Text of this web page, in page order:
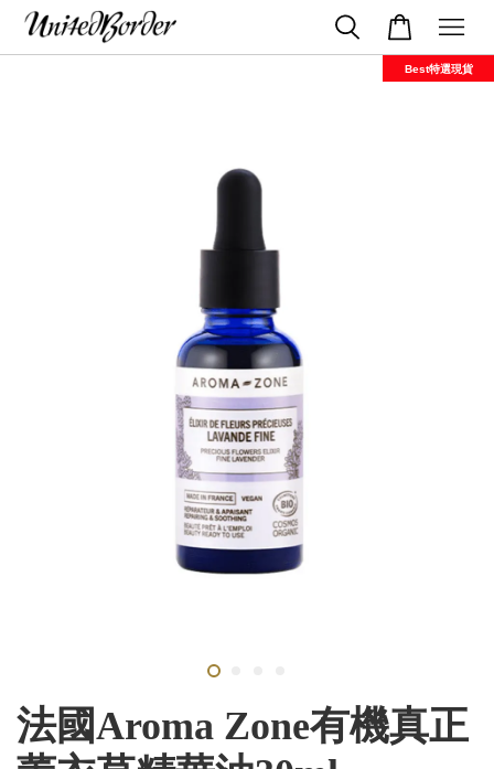
Best特選現貨
法國Aroma Zone有機真正